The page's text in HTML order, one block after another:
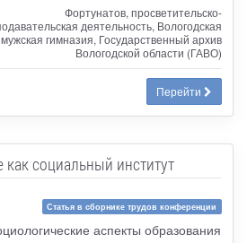
Фортунатов, просветительско-
деятельность, Вологодская
гимназия, Государственный архив
Вологодской области (ГАВО)
Перейти
как социальный институт
Статья в сборнике трудов конференции
аспекты образования